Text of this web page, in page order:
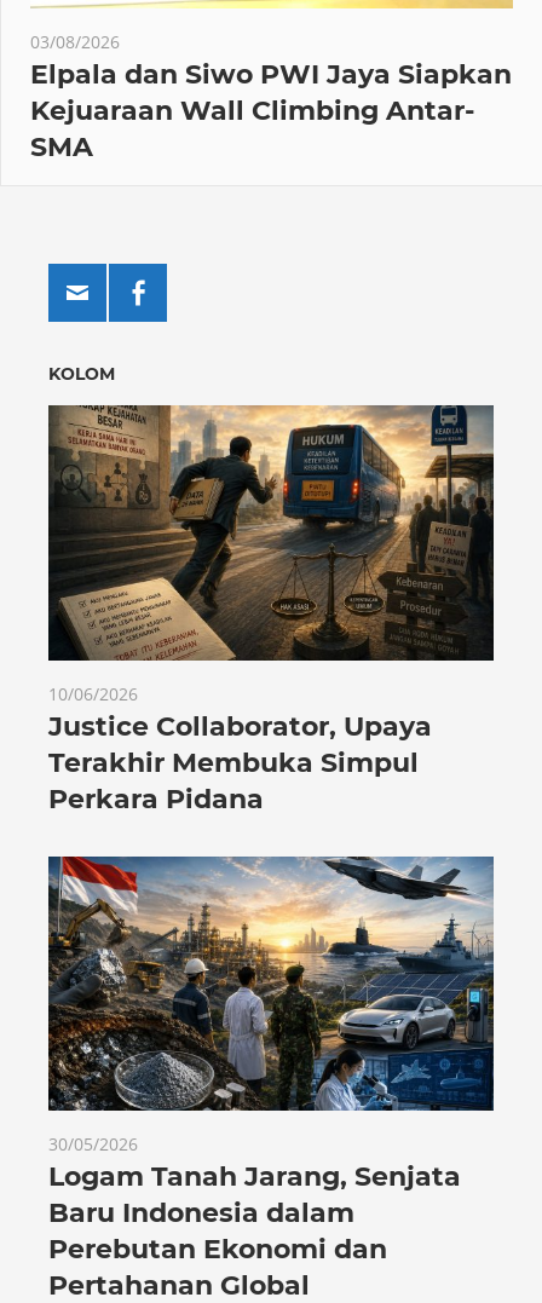
03/08/2026
Elpala dan Siwo PWI Jaya Siapkan
Kejuaraan Wall Climbing Antar-
SMA
KOLOM
10/06/2026
Justice Collaborator, Upaya
Terakhir Membuka Simpul
Perkara Pidana
30/05/2026
Logam Tanah Jarang, Senjata
Baru Indonesia dalam
Perebutan Ekonomi dan
Pertahanan Global